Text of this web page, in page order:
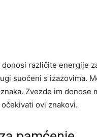
različite energije
suočeni s izazovima.
Zvezde im donose
ovi znakovi.